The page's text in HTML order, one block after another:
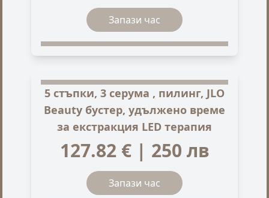
Запази час
5 стъпки, 3 серума , пилинг, JLO
Beauty бустер, удължено време
за екстракция LED терапия
127.82 € | 250 лв
Запази час